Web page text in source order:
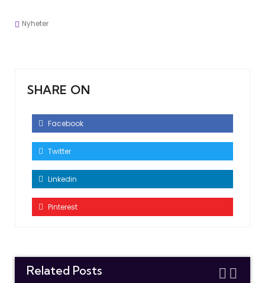
Nyheter
SHARE ON
Facebook
Twitter
Linkedin
Pinterest
Related Posts